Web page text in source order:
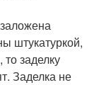
штукатуркой,
заделку
Заделка не